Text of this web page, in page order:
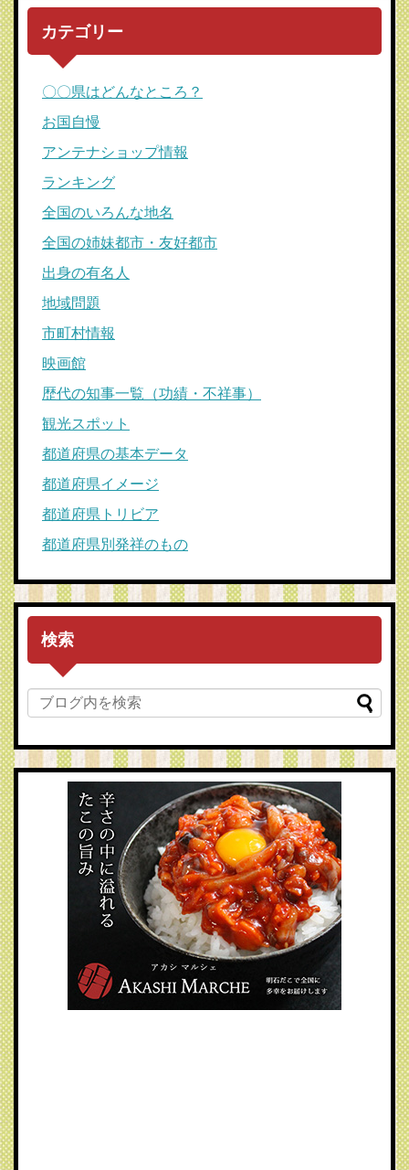
カテゴリー
〇〇県はどんなところ？
お国自慢
アンテナショップ情報
ランキング
全国のいろんな地名
全国の姉妹都市・友好都市
出身の有名人
地域問題
市町村情報
映画館
歴代の知事一覧（功績・不祥事）
観光スポット
都道府県の基本データ
都道府県イメージ
都道府県トリビア
都道府県別発祥のもの
検索